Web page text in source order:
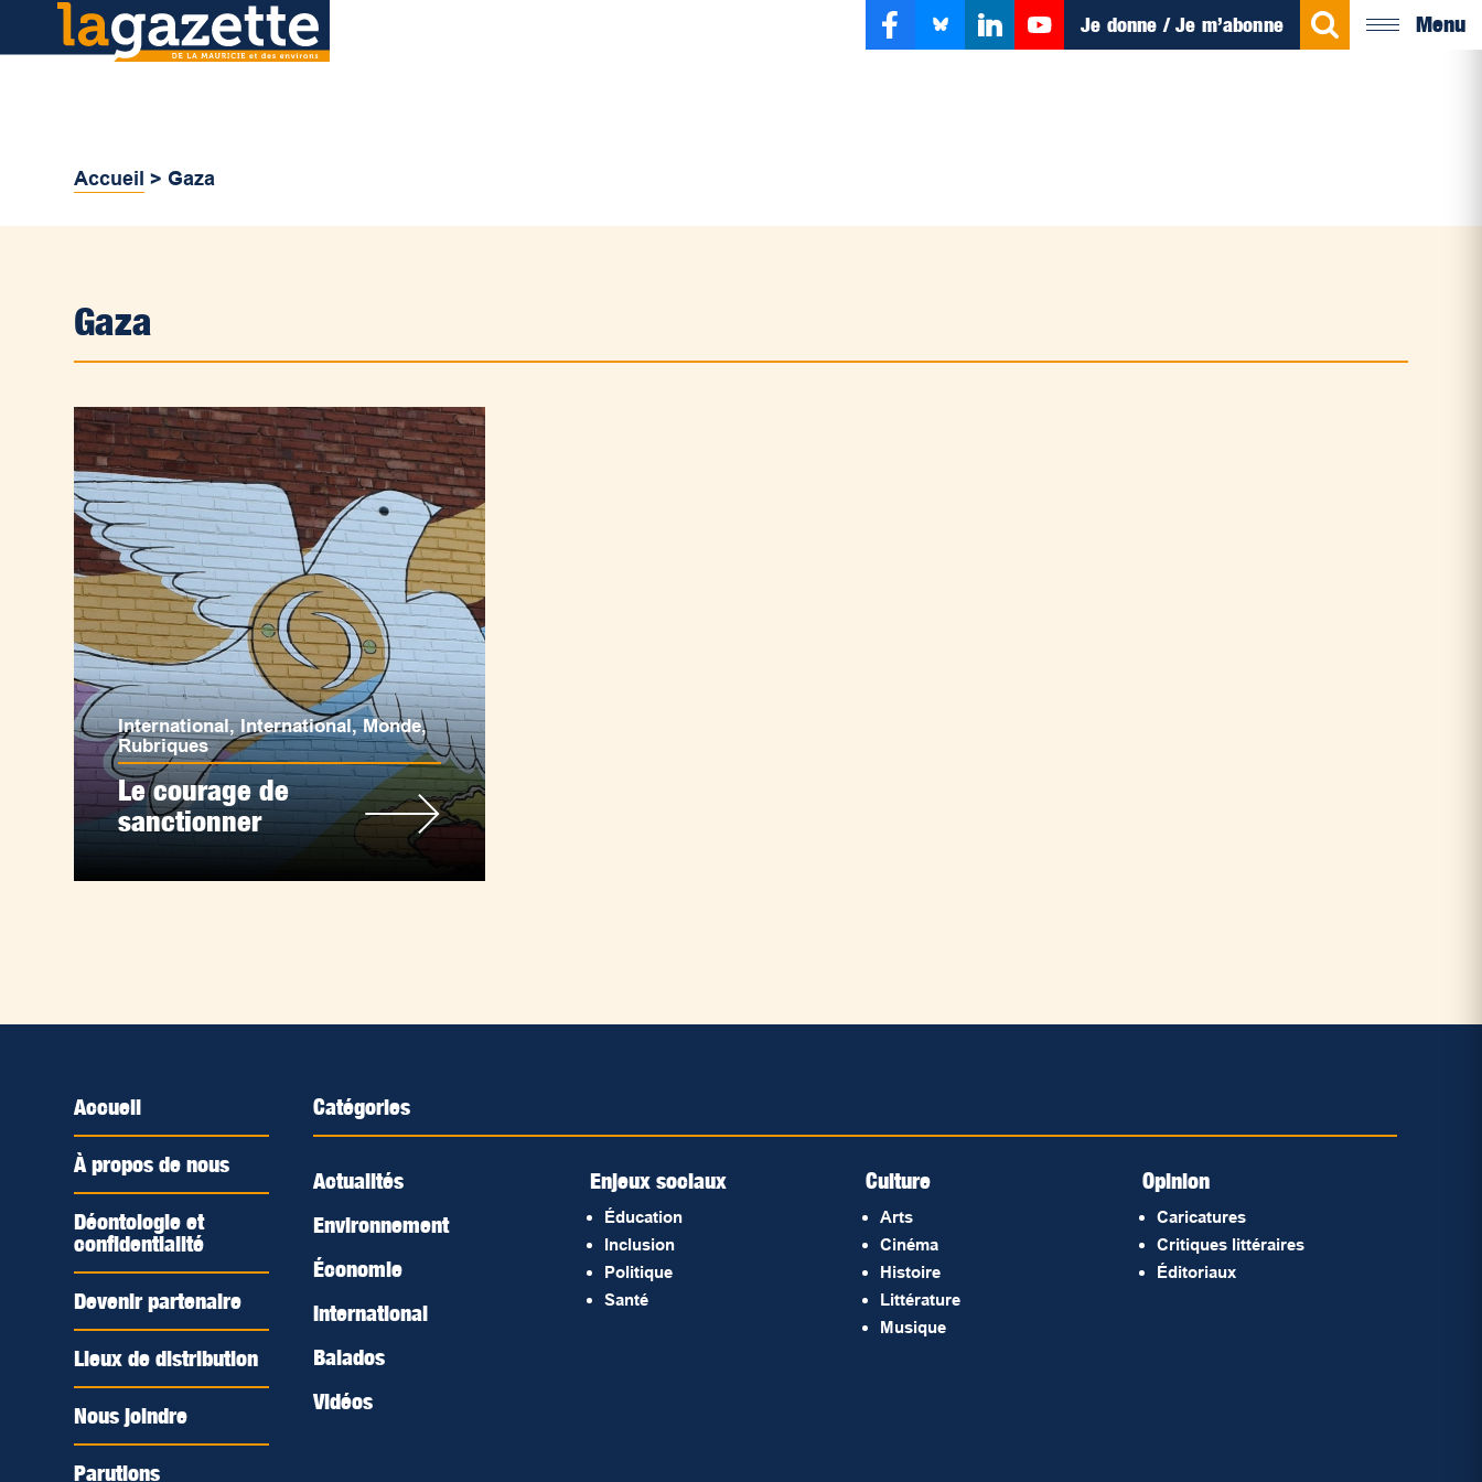
Je donne / Je m’abonne Menu
Accueil >Gaza
Gaza
International,International,Monde,
Rubriques
Le courage de
sanctionner
Accueil
À propos de nous
Déontologie et
confidentialité
Devenir partenaire
Lieux de distribution
Nous joindre
Parutions
Catégories
Actualités
Environnement
Économie
International
Balados
Vidéos
Enjeux sociaux
Éducation
Inclusion
Politique
Santé
Culture
Arts
Cinéma
Histoire
Littérature
Musique
Opinion
Caricatures
Critiques littéraires
Éditoriaux